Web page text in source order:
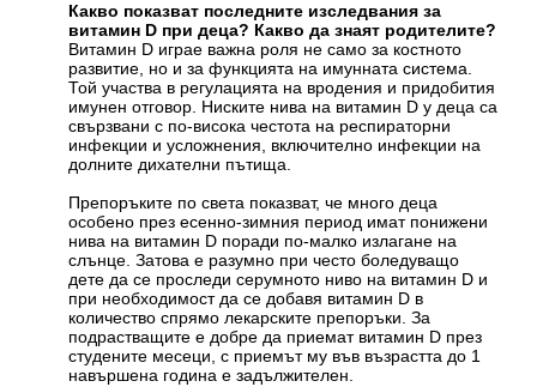
Какво показват последните изследвания за
витамин D при деца? Какво да знаят родителите?
Витамин D играе важна роля не само за костното
развитие, но и за функцията на имунната система.
Той участва в регулацията на вродения и придобития
имунен отговор. Ниските нива на витамин D у деца са
свързвани с по-висока честота на респираторни
инфекции и усложнения, включително инфекции на
долните дихателни пътища.
Препоръките по света показват, че много деца
особено през есенно-зимния период имат понижени
нива на витамин D поради по-малко излагане на
слънце. Затова е разумно при често боледуващо
дете да се проследи серумното ниво на витамин D и
при необходимост да се добавя витамин D в
количество спрямо лекарските препоръки. За
подрастващите е добре да приемат витамин D през
студените месеци, с приемът му във възрастта до 1
навършена година е задължителен.